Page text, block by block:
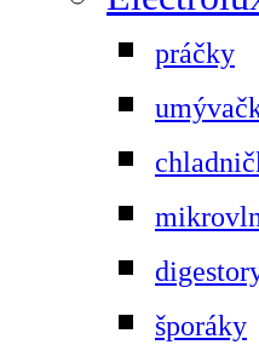
práčky
šporáky